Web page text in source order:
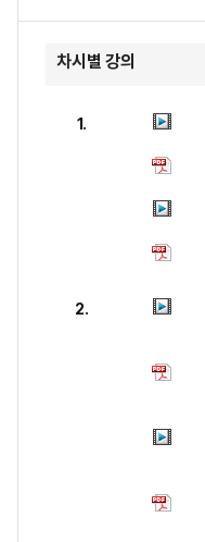
차시별 강의
1.
2.